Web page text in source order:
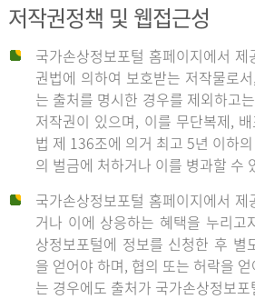
저작권정책 및 웹접근성
국가손상정보포털 홈페이지에서
권법에 의하여 보호받는 저작물로
는 출처를 명시한 경우를 제외하고
저작권이 있으며, 이를 무단복제,
법 제 136조에 의거 최고 5년 이하
의 벌금에 처하거나 이를 병과할 수
국가손상정보포털 홈페이지에서
거나 이에 상응하는 혜택을 누리고
상정보포털에 정보를 신청한 후 별
을 얻어야 하며, 협의 또는 허락을
는 경우에도 출처가 국가손상정보